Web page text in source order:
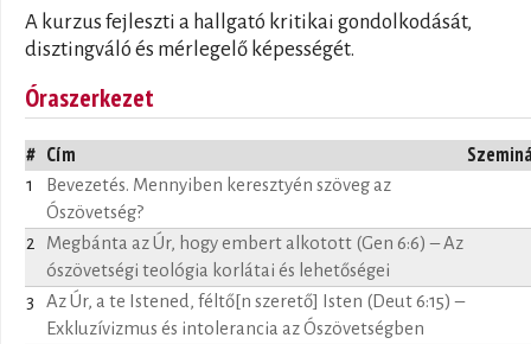
A kurzus fejleszti a hallgató kritikai gondolkodását,
disztingváló és mérlegelő képességét.
Óraszerkezet
# Cím
1
Bevezetés. Mennyiben keresztyén szöveg az
Ószövetség?
2
Megbánta az Úr, hogy embert alkotott (Gen 6:6) – Az
ószövetségi teológia korlátai és lehetőségei
3
Az Úr, a te Istened, féltő[n szerető] Isten (Deut 6:15) –
Exkluzívizmus és intolerancia az Ószövetségben